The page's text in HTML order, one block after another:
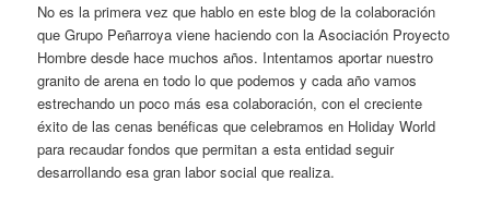
No es la primera vez que hablo en este blog de la colaboración
que Grupo Peñarroya viene haciendo con la Asociación Proyecto
Hombre desde hace muchos años. Intentamos aportar nuestro
granito de arena en todo lo que podemos y cada año vamos
estrechando un poco más esa colaboración, con el creciente
éxito de las cenas benéficas que celebramos en Holiday World
para recaudar fondos que permitan a esta entidad seguir
desarrollando esa gran labor social que realiza.